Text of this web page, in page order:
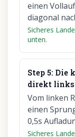
einen
diagonal
Sicheres
unten.
Step 5: Die
direkt links
Vom linken
einen
0,5s
Sicheres